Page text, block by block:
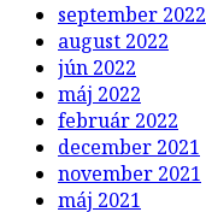
september 2022
august 2022
jún 2022
máj 2022
február 2022
december 2021
november 2021
máj 2021